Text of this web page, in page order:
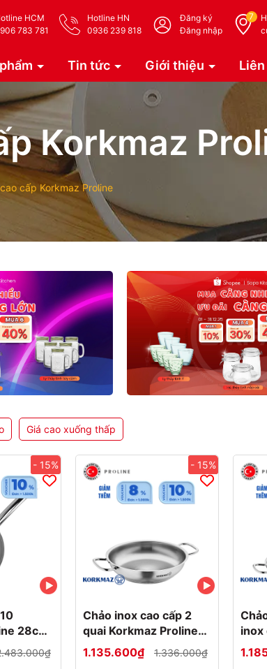
HCM
783 781
Hotline HN
0936 239 818
Đăng ký
Đăng nhập
7
Tin tức Giới thiệu Liên
Korkmaz
cấp Korkmaz Proline
Giá cao xuống thấp
- 15%
28cm
- 15%
Chảo inox cao cấp 2
quai Korkmaz Proline
24cm - A1192
1.135.600₫ 1.336.000₫
inox